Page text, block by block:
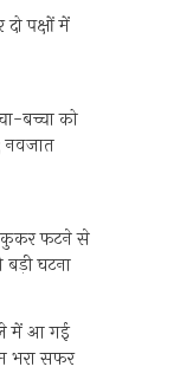
पक्षों में
बच्चा को
नवजात
कुकर फटने से
घटना
में आ गई
भरा सफर